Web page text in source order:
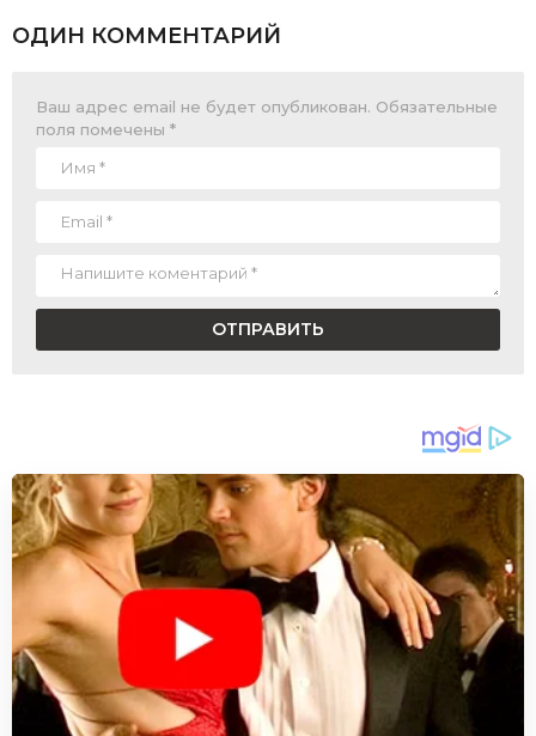
ОДИН КОММЕНТАРИЙ
Ваш адрес email не будет опубликован. Обязательные
поля помечены *